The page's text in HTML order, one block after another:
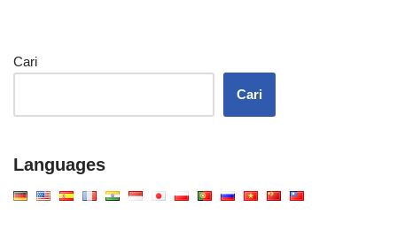
Cari
Cari
Languages